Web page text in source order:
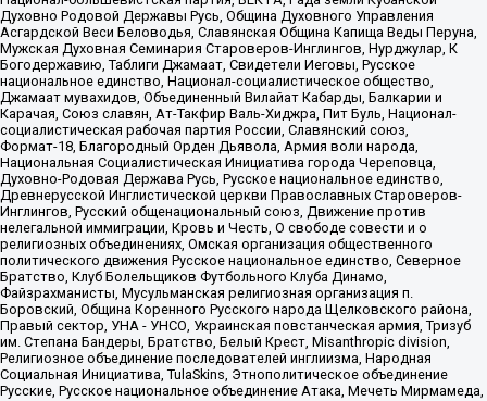
Духовно Родовой Державы Русь, Община Духовного Управления
Асгардской Веси Беловодья, Славянская Община Капища Веды Перуна,
Мужская Духовная Семинария Староверов-Инглингов, Нурджулар, К
Богодержавию, Таблиги Джамаат, Свидетели Иеговы, Русское
национальное единство, Национал-социалистическое общество,
Джамаат мувахидов, Объединенный Вилайат Кабарды, Балкарии и
Карачая, Союз славян, Ат-Такфир Валь-Хиджра, Пит Буль, Национал-
социалистическая рабочая партия России, Славянский союз,
Формат-18, Благородный Орден Дьявола, Армия воли народа,
Национальная Социалистическая Инициатива города Череповца,
Духовно-Родовая Держава Русь, Русское национальное единство,
Древнерусской Инглистической церкви Православных Староверов-
Инглингов, Русский общенациональный союз, Движение против
нелегальной иммиграции, Кровь и Честь, О свободе совести и о
религиозных объединениях, Омская организация общественного
политического движения Русское национальное единство, Северное
Братство, Клуб Болельщиков Футбольного Клуба Динамо,
Файзрахманисты, Мусульманская религиозная организация п.
Боровский, Община Коренного Русского народа Щелковского района,
Правый сектор, УНА - УНСО, Украинская повстанческая армия, Тризуб
им. Степана Бандеры, Братство, Белый Крест, Misanthropic division,
Религиозное объединение последователей инглиизма, Народная
Социальная Инициатива, TulaSkins, Этнополитическое объединение
Русские, Русское национальное объединение Атака, Мечеть Мирмамеда,